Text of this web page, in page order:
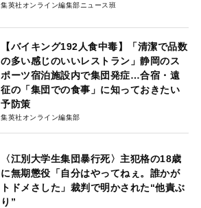
集英社オンライン編集部ニュース班
【バイキング192人食中毒】「清潔で品数
の多い感じのいいレストラン」静岡のス
ポーツ宿泊施設内で集団発症…合宿・遠
征の「集団での食事」に知っておきたい
予防策
集英社オンライン編集部
〈江別大学生集団暴行死〉主犯格の18歳
に無期懲役「自分はやってねぇ。誰かが
トドメさした」裁判で明かされた“他責ぶ
り”